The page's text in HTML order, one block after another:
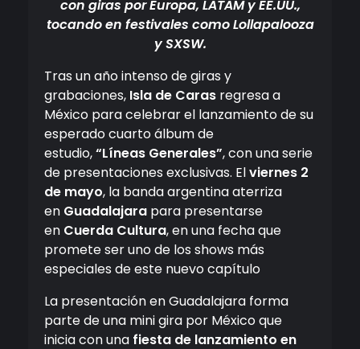
con giras por Europa, LATAM y EE.UU.,
tocando en festivales como Lollapalooza
y SXSW.
Tras un año intenso de giras y
grabaciones, Isla de Caras regresa a
México para celebrar el lanzamiento de su
esperado cuarto álbum de
estudio,“Líneas Generales”, con una serie
de presentaciones exclusivas. Elviernes 2
de mayo, la banda argentina aterriza
en Guadalajara para presentarse
en Cuerda Cultura, en una fecha que
promete ser uno de los shows más
especiales de este nuevo capítulo
La presentación en Guadalajara forma
parte de una mini gira por México que
inicia con una fiesta de lanzamiento en